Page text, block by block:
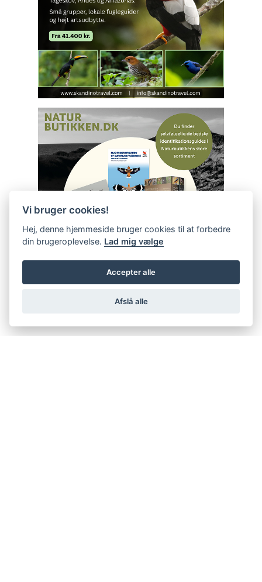
Vi bruger cookies!
Hej, denne hjemmeside bruger cookies til at forbedre
din brugeroplevelse. Lad mig vælge
Accepter alle
Afslå alle